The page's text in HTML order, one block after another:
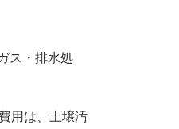
ス・排水処
用は、土壌汚